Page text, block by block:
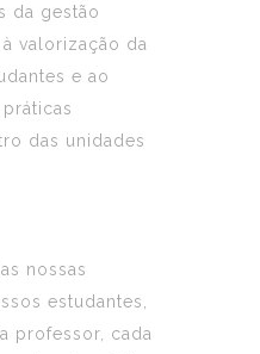
da gestão
valorização da
e ao
das unidades
nossas
estudantes,
professor, cada